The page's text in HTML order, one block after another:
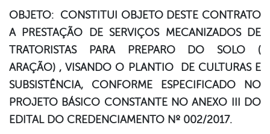
OBJETO: CONSTITUI OBJETO DESTE CONTRATO
A PRESTAÇÃO DE SERVIÇOS MECANIZADOS DE
TRATORISTAS PARA PREPARO DO SOLO (
ARAÇÃO) , VISANDO O PLANTIO DE CULTURAS E
SUBSISTÊNCIA, CONFORME ESPECIFICADO NO
PROJETO BÁSICO CONSTANTE NO ANEXO III DO
EDITAL DO CREDENCIAMENTO Nº 002/2017.